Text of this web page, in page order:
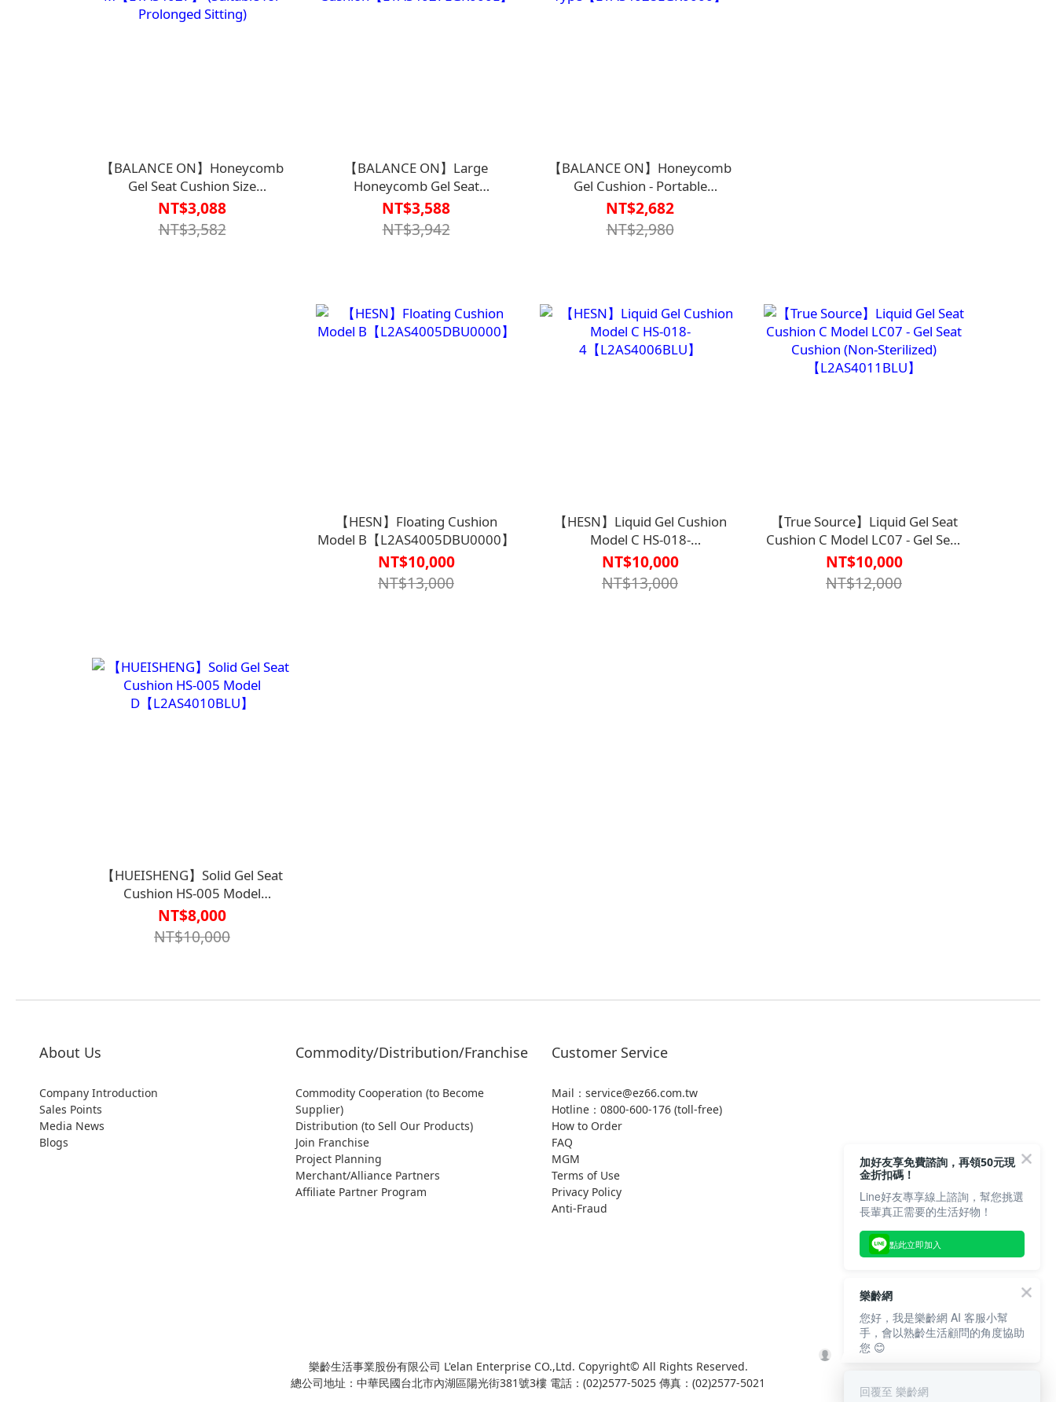
【BALANCE ON】Honeycomb
Gel Seat Cushion Size
M【L1AS4027】 (Suitable for
Prolonged Sitting)
NT$3,088
NT$3,582
【BALANCE ON】Large
Honeycomb Gel Seat
Cushion【L1AS4027LGR000L】
NT$3,588
NT$3,942
【BALANCE ON】Honeycomb
Gel Cushion - Portable
Type【L1AS4028LGR0000】
NT$2,682
NT$2,980
【HESN】Floating Cushion
Model B【L2AS4005DBU0000】
NT$10,000
NT$13,000
【HESN】Liquid Gel Cushion
Model C HS-018-
4【L2AS4006BLU】
NT$10,000
NT$13,000
【True Source】Liquid Gel Seat
Cushion C Model LC07 - Gel Seat
Cushion (Non-Sterilized)
【L2AS4011BLU】
NT$10,000
NT$12,000
【HUEISHENG】Solid Gel Seat
Cushion HS-005 Model
D【L2AS4010BLU】
NT$8,000
NT$10,000
About Us
Company Introduction
Sales Points
Media News
Blogs
Commodity/Distribution/Franchise
Commodity Cooperation (to Become
Supplier)
Distribution (to Sell Our Products)
Join Franchise
Project Planning
Merchant/Alliance Partners
Affiliate Partner Program
Customer Service
Mail：service@ez66.com.tw
Hotline： 0800-600-176 (toll-free)
How to Order
FAQ
MGM
Terms of Use
Privacy Policy
Anti-Fraud
樂齡生活事業股份有限公司 L'elan Enterprise CO.,Ltd. Copyright© All Rights Reserved.
總公司地址：中華民國台北市內湖區陽光街381號3樓 電話：(02)2577-5025 傳真：(02)2577-5021
加好友享免費諮詢，再領50元現
金折扣碼！
Line好友專享線上諮詢，幫您挑選
長輩真正需要的生活好物！
點此立即加入
樂齡網
您好，我是樂齡網 AI 客服小幫
手，會以熟齡生活顧問的角度協助
您 😊
回覆至 樂齡網